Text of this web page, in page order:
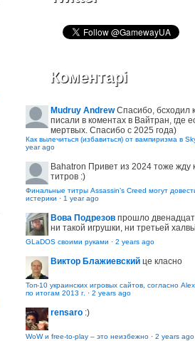
Коментарі
Mudruy Andrew Спасибо, бсходил
писали в коментах в Вайтран, где
мертвых. Спасибо с 2025 года)
Как вылечиться (избавиться) от вампиризма в
year ago
Bahatron Привет из 2024 тоже жду
титров :)
Финальные титры Assassin’s Creed могут
истерики · 1 year ago
Вова Подрезов прошло
ни такой игрушки, ни третьей халвьі
GLaDOS своими руками · 2 years ago
Виктор Блажиевский це класно
Топ-10 украинских игровых сайтов, согласно
по итогам 2013 г. · 2 years ago
rensaro :)
WoW и free-to-play – это неизбежно · 2 years ago